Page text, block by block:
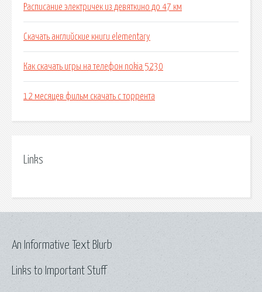
Расписание электричек из девяткино до 47 км
Скачать английские книги elementary
Как скачать игры на телефон nokia 5230
12 месяцев фильм скачать с торрента
Links
Links to Important Stuff
An Informative Text Blurb